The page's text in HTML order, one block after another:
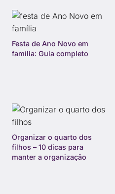
Festa de Ano Novo em
família: Guia completo
Organizar o quarto dos
filhos – 10 dicas para
manter a organização